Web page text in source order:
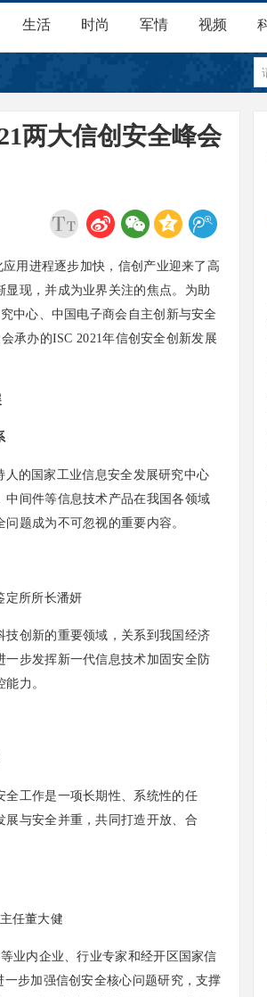
生活 时尚 军情 视频
两大信创安全峰会
用进程逐步加快，信创产业迎来了高
现，并成为业界关注的焦点。为助
中心、中国电子商会自主创新与安全
承办的ISC 2021年信创安全创新发展
的国家工业信息安全发展研究中心
间件等信息技术产品在我国各领域
题成为不可忽视的重要内容。
定所所长潘妍
创新的重要领域，关系到我国经济
步发挥新一代信息技术加固安全防
力。
工作是一项长期性、系统性的任
与安全并重，共同打造开放、合
任董大健
内企业、行业专家和经开区国家信
步加强信创安全核心问题研究，支撑